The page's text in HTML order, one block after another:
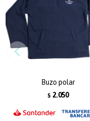
Buzo polar
$ 2.050